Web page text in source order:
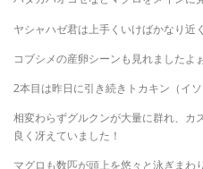
ヤシャハゼ君は上手くいけばかなり近
コブシメの産卵シーンも見れましたよ
2本目は昨日に引き続きトカキン（イ
相変わらずグルクンが大量に群れ、カ
良く冴えていました！
マグロも数匹が頭上を悠々と泳ぎまわ